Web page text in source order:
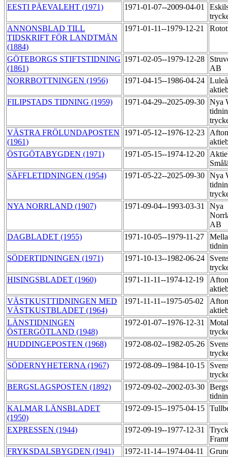
EESTI PÄEVALEHT (1971)
1971-01-07--2009-04-01
ANNONSBLAD TILL
TIDSKRIFT FÖR LANDTMÄN
(1884)
1971-01-11--1979-12-21
GÖTEBORGS STIFTSTIDNING
(1861)
1971-02-05--1979-12-28
AB
NORRBOTTNINGEN (1956)
1971-04-15--1986-04-24
FILIPSTADS TIDNING (1959)
1971-04-29--2025-09-30 Nya
VÄSTRA FRÖLUNDAPOSTEN
(1961)
1971-05-12--1976-12-23
ÖSTGÖTABYGDEN (1971)
1971-05-15--1974-12-20
SÄFFLETIDNINGEN (1954)
1971-05-22--2025-09-30 Nya
NYA NORRLAND (1907)
1971-09-04--1993-03-31
Nya
AB
DAGBLADET (1955)
1971-10-05--1979-11-27
SÖDERTIDNINGEN (1971)
1971-10-13--1982-06-24
HISINGSBLADET (1960)
1971-11-11--1974-12-19
VÄSTKUSTTIDNINGEN MED
VÄSTKUSTBLADET (1964)
1971-11-11--1975-05-02
LÄNSTIDNINGEN
ÖSTERGÖTLAND (1948)
1972-01-07--1976-12-31
HUDDINGEPOSTEN (1968)
1972-08-02--1982-05-26
SÖDERNYHETERNA (1967)
1972-08-09--1984-10-15
BERGSLAGSPOSTEN (1892)
1972-09-02--2002-03-30
KALMAR LÄNSBLADET
(1950)
1972-09-15--1975-04-15
EXPRESSEN (1944) 1972-09-19--1977-12-31
FRYKSDALSBYGDEN (1941)
1972-11-14--1974-04-11